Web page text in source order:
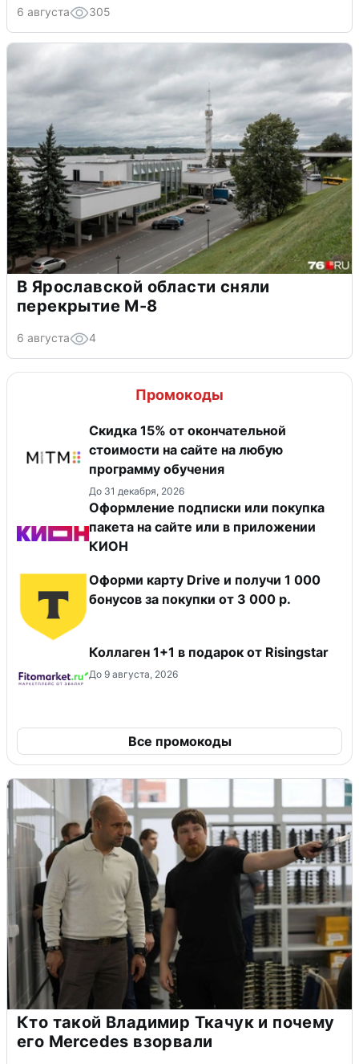
6 августа 305
В Ярославской области сняли
перекрытие М-8
6 августа 4
Промокоды
Скидка 15% от окончательной
стоимости на сайте на любую
программу обучения
До 31 декабря, 2026
Оформление подписки или покупка
пакета на сайте или в приложении
КИОН
Оформи карту Drive и получи 1 000
бонусов за покупки от 3 000 р.
Коллаген 1+1 в подарок от Risingstar
До 9 августа, 2026
Все промокоды
Кто такой Владимир Ткачук и почему
его Mercedes взорвали